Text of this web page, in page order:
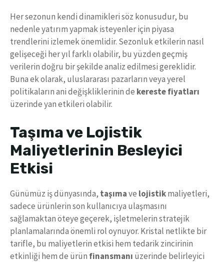
Her sezonun kendi dinamikleri söz konusudur, bu
nedenle yatırım yapmak isteyenler için piyasa
trendlerini izlemek önemlidir. Sezonluk etkilerin nasıl
gelişeceği her yıl farklı olabilir, bu yüzden geçmiş
verilerin doğru bir şekilde analiz edilmesi gereklidir.
Buna ek olarak, uluslararası pazarların veya yerel
politikaların ani değişkliklerinin de kereste fiyatları
üzerinde yan etkileri olabilir.
Taşıma ve Lojistik
Maliyetlerinin Besleyici
Etkisi
Günümüz iş dünyasında, taşımave lojistikmaliyetleri,
sadece ürünlerin son kullanıcıya ulaşmasını
sağlamaktan öteye geçerek, işletmelerin stratejik
planlamalarında önemli rol oynuyor. Kristal netlikte bir
tarifle, bu maliyetlerin etkisi hem tedarik zincirinin
etkinliği hem de ürün finansmanı üzerinde belirleyici